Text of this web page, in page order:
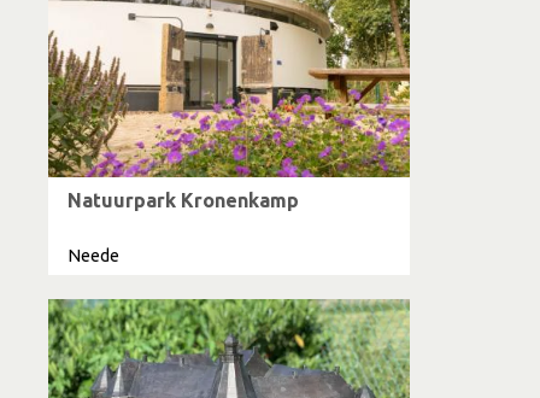
Natuurpark Kronenkamp
Neede